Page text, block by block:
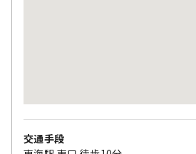
交通手段